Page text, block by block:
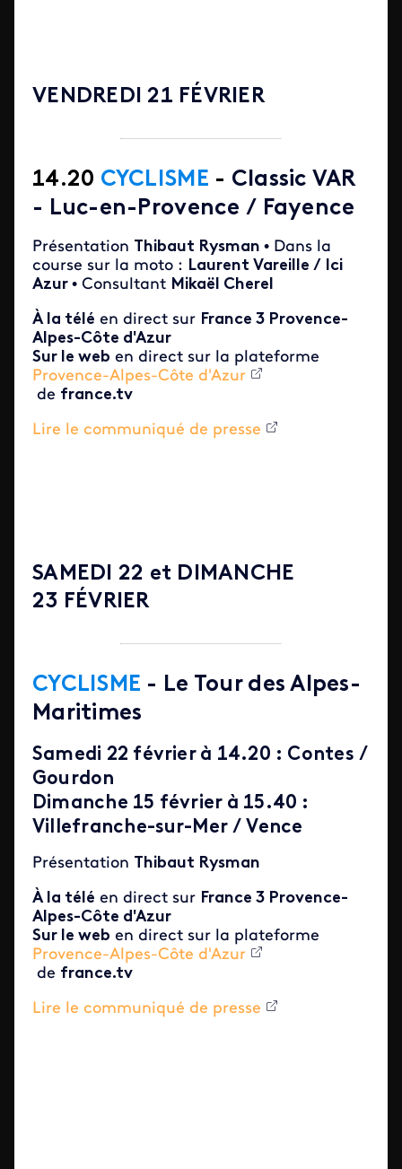
VENDREDI 21 FÉVRIER
14.20 CYCLISME - Classic VAR
- Luc-en-Provence / Fayence
Présentation Thibaut Rysman • Dans la
course sur la moto : Laurent Vareille / Ici
Azur • Consultant Mikaël Cherel
À la télé en direct sur France 3 Provence-
Alpes-Côte d'Azur
Sur le web en direct sur la plateforme
Provence-Alpes-Côte d'Azur
de france.tv
Lire le communiqué de presse
SAMEDI 22 et DIMANCHE
23 FÉVRIER
CYCLISME - Le Tour des Alpes-
Maritimes
Samedi 22 février à 14.20 : Contes /
Gourdon
Dimanche 15 février à 15.40 :
Villefranche-sur-Mer / Vence
Présentation Thibaut Rysman
À la télé en direct sur France 3 Provence-
Alpes-Côte d'Azur
Sur le web en direct sur la plateforme
Provence-Alpes-Côte d'Azur
de france.tv
Lire le communiqué de presse